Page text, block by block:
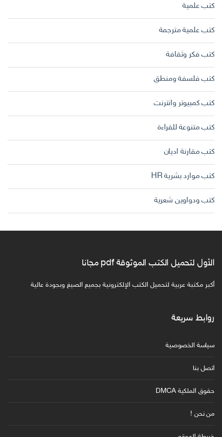
كتب علمية
كتب علمية مترجمة
كتب فكر وثقافة
كتب فلسفة ومنطق
كتب كمبيوتر وانترنت
كتب متنوعة للقراءة
كتب مقارنة اديان
كتب موارد بشرية HR
كتب ودواوين شعرية
الأول لتحميل الكتب الموثوقة pdf مجانا
أكبر مكتبة عربية لتحميل الكتب الإلكترونية بجميع الصيغ وبجودة عالية
روابط سريعة
سياسة الخصوصية
اتصل بنا
حقوق الملكية DMCA
من نحن !